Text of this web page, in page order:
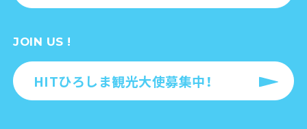
JOIN US !
HITひろしま観光大使募集中！